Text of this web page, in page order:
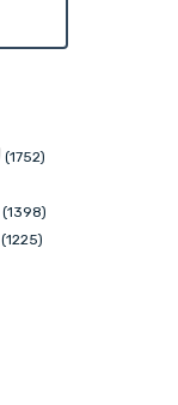
(1752)
(1398)
(1225)